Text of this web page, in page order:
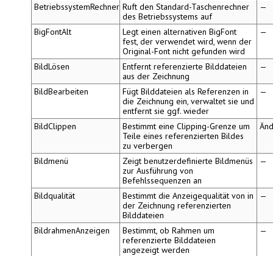
BetriebssystemRechner Ruft den Standard-Taschenrechner
des Betriebssystems auf
—
BigFontAlt Legt einen alternativenBigFont
fest, der verwendet wird, wenn der
Original-Font nicht gefunden wird
—
BildLösen
Entfernt referenzierte Bilddateien
aus der Zeichnung
—
BildBearbeiten
Fügt Bilddateien als Referenzen in
die Zeichnung ein, verwaltet sie und
entfernt sie ggf. wieder
—
BildClippen
Bestimmt eine Clipping-Grenze um
Teile eines referenzierten Bildes
zu verbergen
Bildmenü
Zeigt benutzerdefinierte Bildmenüs
zur Ausführung von
Befehlssequenzen an
—
Bildqualität
Bestimmt die Anzeigequalität von in
der Zeichnung referenzierten
Bilddateien
—
BildrahmenAnzeigen
Bestimmt, ob Rahmen um
referenzierte Bilddateien
angezeigt werden
—